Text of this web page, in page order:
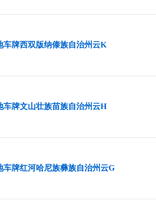
车牌西双版纳傣族自治州云K
车牌文山壮族苗族自治州云H
车牌红河哈尼族彝族自治州云G